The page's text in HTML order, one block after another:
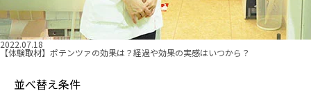
2022.07.18
【体験取材】ポテンツァの効果は？経過や効果の実感はいつから？
並べ替え条件